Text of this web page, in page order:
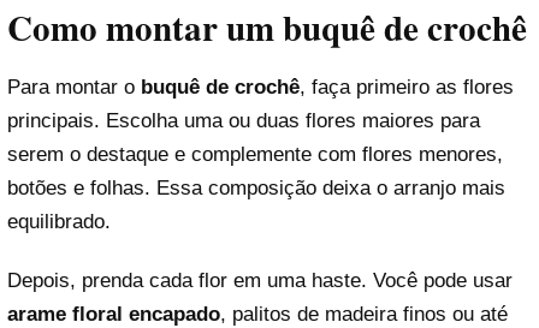
Como montar um buquê de crochê
Para montar o buquê de crochê, faça primeiro as flores
principais. Escolha uma ou duas flores maiores para
serem o destaque e complemente com flores menores,
botões e folhas. Essa composição deixa o arranjo mais
equilibrado.
Depois, prenda cada flor em uma haste. Você pode usar
arame floral encapado, palitos de madeira finos ou até